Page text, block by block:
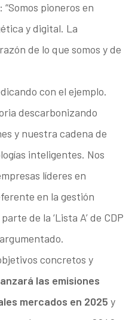
pioneros en
y digital. La
de lo que somos y de
con el ejemplo.
descarbonizando
y nuestra cadena de
inteligentes. Nos
líderes en
en la gestión
de la ‘Lista A’ de CDP
concretos y
las emisiones
mercados en 2025 y